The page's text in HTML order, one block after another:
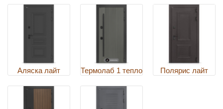
Аляска лайт Термолаб 1 тепло Полярис лайт